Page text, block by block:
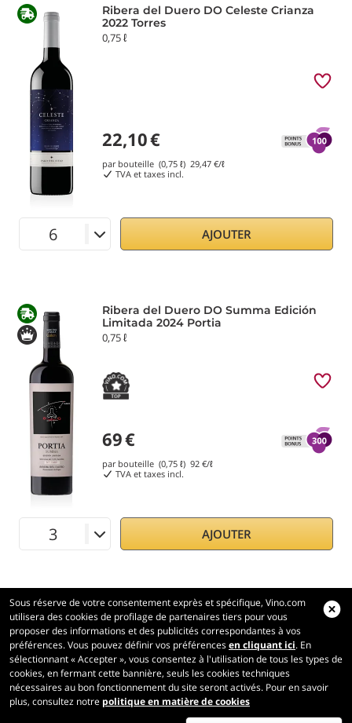
Ribera del Duero DO Celeste Crianza
2022 Torres
0,75 ℓ
22,10€
par bouteille (0,75 ℓ) 29,47 €/ℓ
TVA et taxes incl.
AJOUTER
Ribera del Duero DO Summa Edición
Limitada 2024 Portia
0,75 ℓ
69€
par bouteille (0,75 ℓ) 92 €/ℓ
TVA et taxes incl.
AJOUTER
Sous réserve de votre consentement exprès et spécifique, Vino.com
utilisera des cookies de profilage de partenaires tiers pour vous
proposer des informations et des publicités correspondantes à vos
préférences. Vous pouvez définir vos préférencesen cliquant ici. En
sélectionnant « Accepter », vous consentez à l'utilisation de tous les types de
cookies, en fermant cette bannière, seuls les cookies techniques
nécessaires au bon fonctionnement du site seront activés. Pour en savoir
plus, consultez notre politique en matière de cookies
Vino.com
Made with
in Tuscany
Page traitée en 151 ms
production-front-1-1Copyright © 2026 VINO.COM 3ND S.r.l.
P.IVA IT06031960484 REA FI 594577 Cap. Soc. 345.772,16 € i.v.